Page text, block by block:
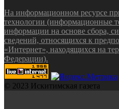
На информационном ресурсе
технологии (информационные
информации на основе сбора,
сведений, относящихся к
«Интернет», находящихся на
Федерации).
© 2023 Искитимская газета